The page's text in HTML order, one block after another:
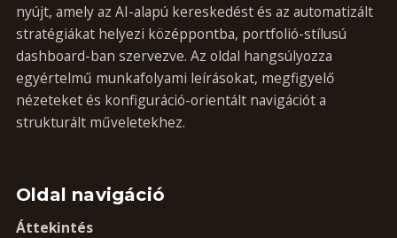
nyújt, amely az AI-alapú kereskedést és az automatizált
stratégiákat helyezi középpontba, portfolió-stílusú
dashboard-ban szervezve. Az oldal hangsúlyozza
egyértelmű munkafolyami leírásokat, megfigyelő
nézeteket és konfiguráció-orientált navigációt a
strukturált műveletekhez.
Oldal navigáció
Áttekintés